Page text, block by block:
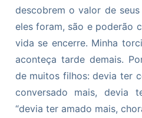
descobrem o valor de
eles foram, são e poderão
vida se encerre. Minha
aconteça tarde demais.
de muitos filhos: devia ter
conversado mais, devia
“devia ter amado mais,